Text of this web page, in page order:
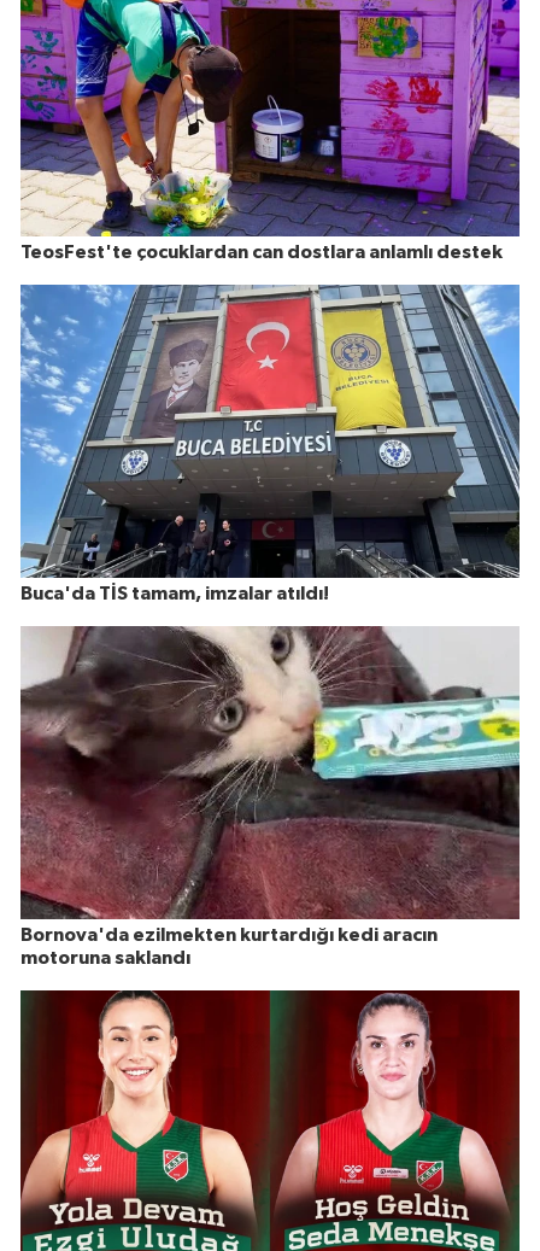
TeosFest'te çocuklardan can dostlara anlamlı destek
Buca'da TİS tamam, imzalar atıldı!
Bornova'da ezilmekten kurtardığı kedi aracın
motoruna saklandı